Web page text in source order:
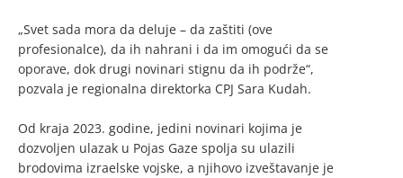
„Svet sada mora da deluje – da zaštiti (ove
profesionalce), da ih nahrani i da im omogući da se
oporave, dok drugi novinari stignu da ih podrže“,
pozvala je regionalna direktorka CPJ Sara Kudah.
Od kraja 2023. godine, jedini novinari kojima je
dozvoljen ulazak u Pojas Gaze spolja su ulazili
brodovima izraelske vojske, a njihovo izveštavanje je